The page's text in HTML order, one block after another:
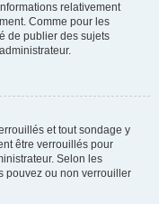
relativement
Comme pour les
de publier des sujets
et tout sondage y
être verrouillés pour
Selon les
pouvez ou non verrouiller